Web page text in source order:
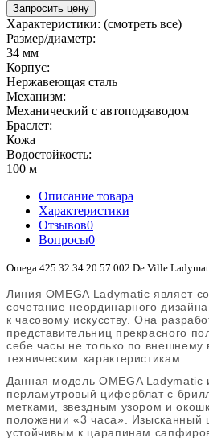
Запросить цену
Характеристики: (смотреть все)
Размер/диаметр:
34 мм
Корпус:
Нержавеющая сталь
Механизм:
Механический с автоподзаводом
Браслет:
Кожа
Водостойкость:
100 м
Описание товара
Характеристики
Отзывов0
Вопросы0
Omega 425.32.34.20.57.002 De Ville
Линия OMEGA Ladymatic являет
сочетание неординарного
к часовому искусству. Она
представительниц прекрасного
себе часы не только по внешнему
техническим характеристикам.
Данная модель OMEGA Ladymatic
перламутровый циферблат с
метками, звездным узором и
положении «3 часа».
устойчивым к царапинам